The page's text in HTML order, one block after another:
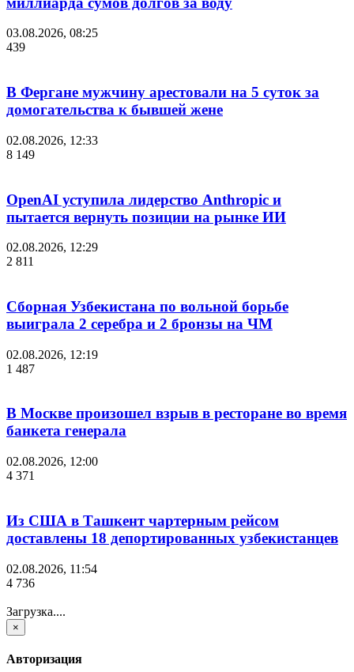
03.08.2026, 08:25
439
В Фергане мужчину арестовали на 5 суток за
домогательства к бывшей жене
02.08.2026, 12:33
8 149
OpenAI уступила лидерство Anthropic и
пытается вернуть позиции на рынке ИИ
02.08.2026, 12:29
2 811
Сборная Узбекистана по вольной борьбе
выиграла 2 серебра и 2 бронзы на ЧМ
02.08.2026, 12:19
1 487
В Москве произошел взрыв в ресторане во время
банкета генерала
02.08.2026, 12:00
4 371
Из США в Ташкент чартерным рейсом
доставлены 18 депортированных узбекистанцев
02.08.2026, 11:54
4 736
Загрузка....
×
Авторизация